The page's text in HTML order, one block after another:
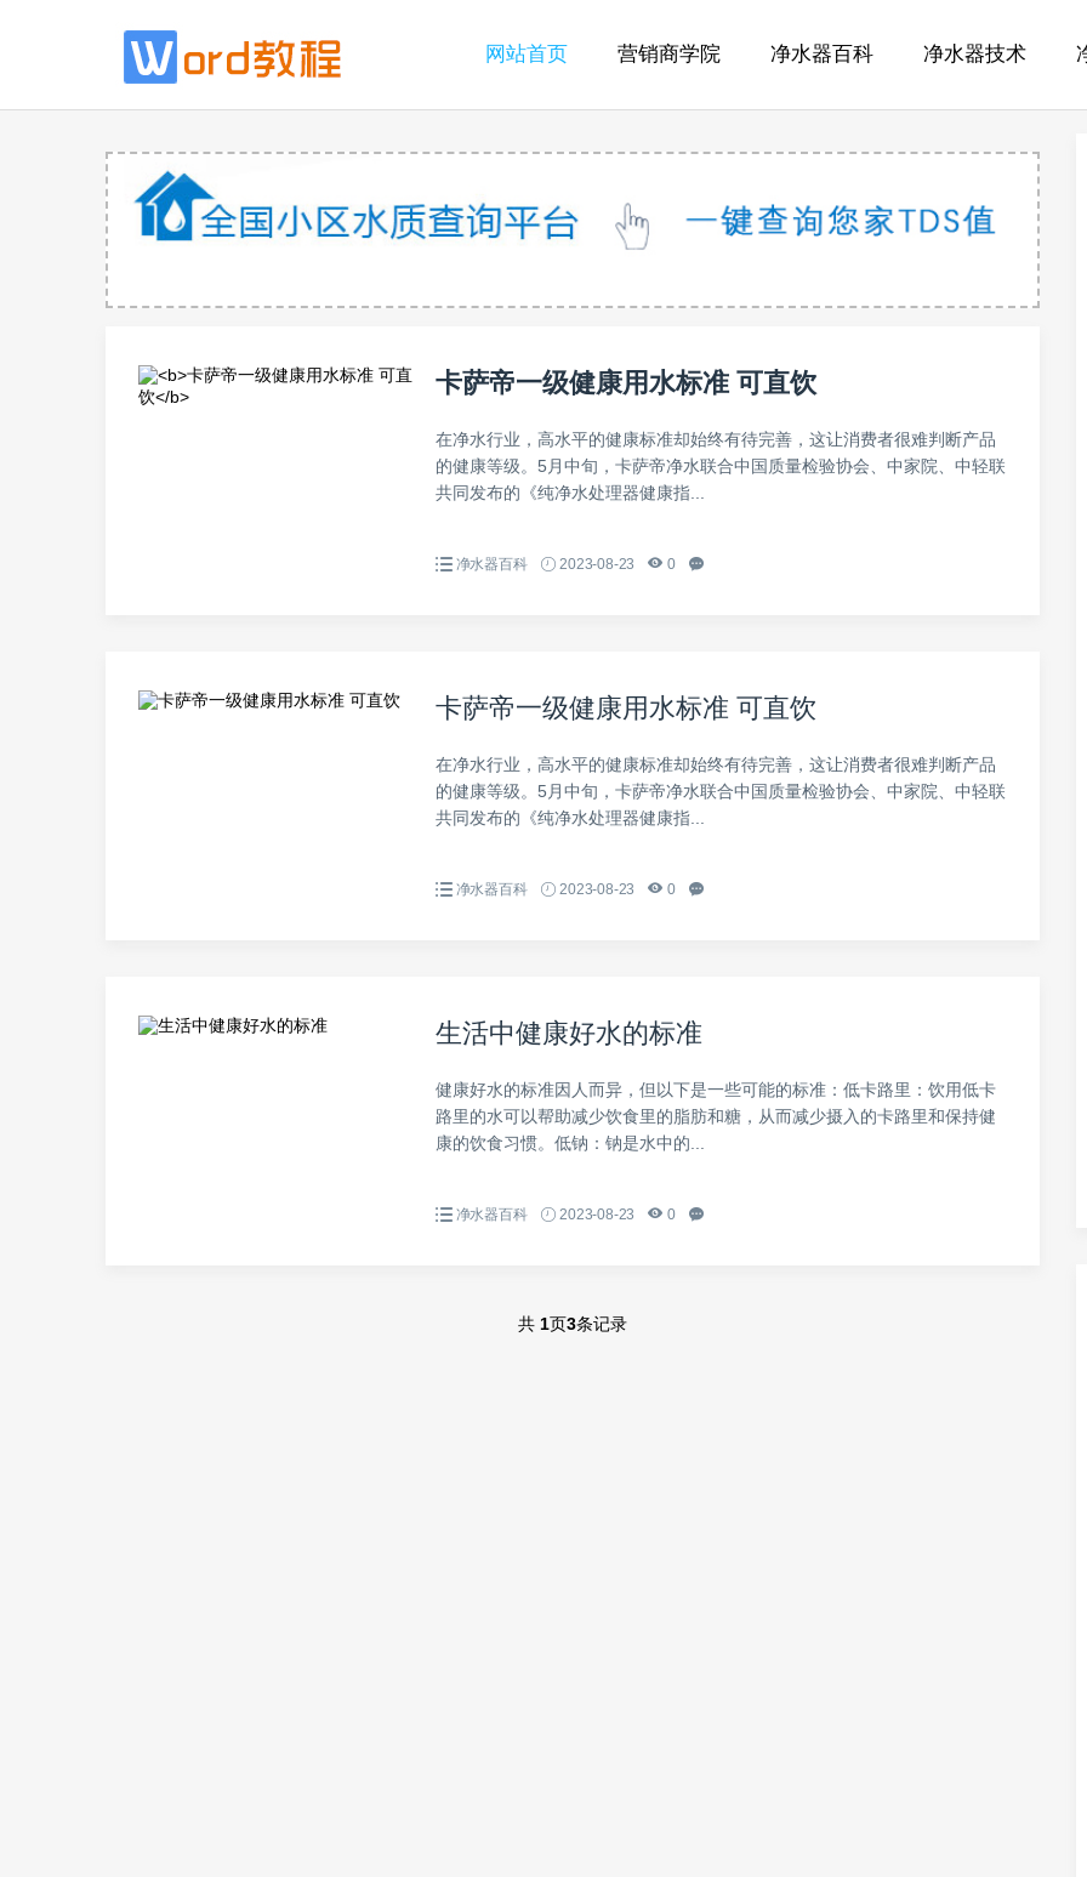
网站首页 营销商学院 净水器百科 净水器技术
卡萨帝一级健康用水标准 可直饮
在净水行业，高水平的健康标准却始终有待完善，这让消费者很难判断产品
的健康等级。5月中旬，卡萨帝净水联合中国质量检验协会、中家院、中轻联
共同发布的《纯净水处理器健康指...
净水器百科 2023-08-23 0
卡萨帝一级健康用水标准 可直饮
在净水行业，高水平的健康标准却始终有待完善，这让消费者很难判断产品
的健康等级。5月中旬，卡萨帝净水联合中国质量检验协会、中家院、中轻联
共同发布的《纯净水处理器健康指...
净水器百科 2023-08-23 0
生活中健康好水的标准
健康好水的标准因人而异，但以下是一些可能的标准：低卡路里：饮用低卡
路里的水可以帮助减少饮食里的脂肪和糖，从而减少摄入的卡路里和保持健
康的饮食习惯。低钠：钠是水中的...
净水器百科 2023-08-23 0
共 1页3条记录